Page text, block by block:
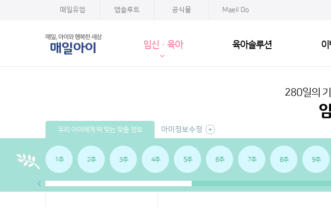
매일유업 앱솔루트 공식몰 Maeil Do
임신·육아 육아솔루션
280일의
우리 아이에게 딱 맞는 맞춤 정보 아이정보수정
1주 2주 3주 4주 5주 6주 7주 8주 9주